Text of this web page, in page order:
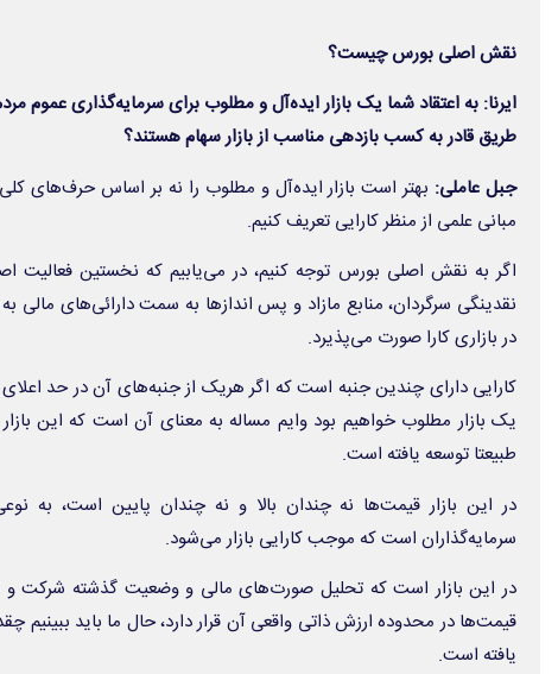
نقش اصلی بورس چیست؟
ایرنا: به اعتقاد شما یک بازار ایده‌آل و مطلوب برای سرمایه‌گذاری عموم
طریق قادر به کسب بازدهی مناسب از بازار سهام هستند؟
جبل عاملی: بهتر است بازار ایده‌آل و مطلوب را نه بر اساس حرف‌های کلی
مبانی علمی از منظر کارایی تعریف کنیم.
اگر به نقش اصلی بورس توجه کنیم، در می‌یابیم که نخستین
نقدینگی سرگردان، منابع مازاد و پس اندازها به سمت دارائی‌های مالی
در بازاری کارا صورت می‌پذیرد.
کارایی دارای چندین جنبه است که اگر هریک از جنبه‌های آن در حد
یک بازار مطلوب خواهیم بود وایم مساله به معنای آن است که این
طبیعتا توسعه یافته است.
در این بازار قیمت‌ها نه چندان بالا و نه چندان پایین است، به
سرمایه‌گذاران است که موجب کارایی بازار می‌شود.
در این بازار است که تحلیل صورت‌های مالی و وضعیت گذشته شرکت و
قیمت‌ها در محدوده ارزش ذاتی واقعی آن قرار دارد، حال ما باید ببینیم
یافته است.